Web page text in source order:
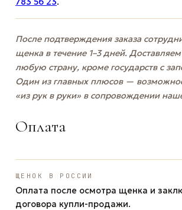
После подтверждения заказа
щенка в течение 1–3 дней.
любую страну, кроме государств с
Один из главных плюсов —
«из рук в руки» в сопровождении
Оплата
ЩЕНОК В РОССИИ
Оплата после осмотра щенка и
договора купли-продажи.